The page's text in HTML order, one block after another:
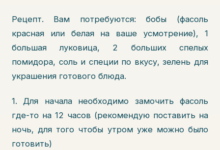
Рецепт. Вам потребуются: бобы (фасоль
красная или белая на ваше усмотрение), 1
большая луковица, 2 больших спелых
помидора, соль и специи по вкусу, зелень для
украшения готового блюда.
1. Для начала необходимо замочить фасоль
где-то на 12 часов (рекомендую поставить на
ночь, для того чтобы утром уже можно было
готовить)